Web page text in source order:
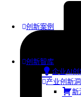
创新案例
创新智库
企业AI创
产业创新
新